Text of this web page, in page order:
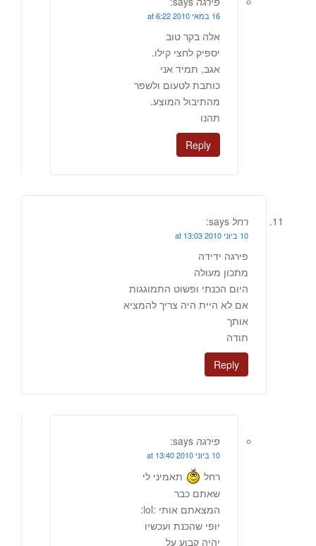
16 במאי 2010 at 6:22
אלה בקר טוב
יספיק לחצי קילו.
אגב, תמיד אני
כותבת לטעום ולשפר
מהתיבול המוצע.
תהנו
Reply
רחל says:
10 ביוני 2010 at 13:03
פירגה ידידה
מתכון מעולה
היום הכנתי ופשוט התמוגגות
אם לא היית היה צריך להמציא
אותך
תודה
Reply
פירגה says:
10 ביוני 2010 at 13:40
רחל
תאמיני לי
שאתם כבר
המצאתם אותי :lol:
יופי שהכנת ועכשיו
יהיה קבוע על